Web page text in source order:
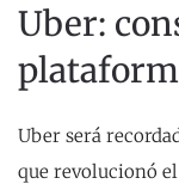
Uber:
Uber será
que revolucionó